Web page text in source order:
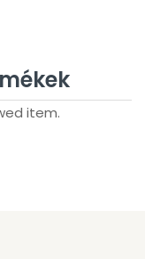
item.